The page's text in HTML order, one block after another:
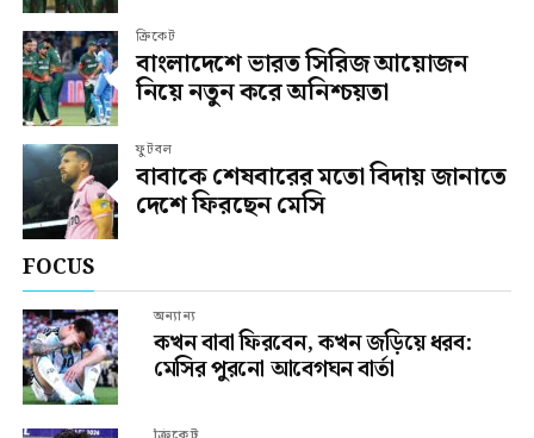
ক্রিকেট
বাংলাদেশে ভারত সিরিজ আয়োজন
নিয়ে নতুন করে অনিশ্চয়তা
ফুটবল
বাবাকে শেষবারের মতো বিদায় জানাতে
দেশে ফিরছেন মেসি
FOCUS
অন্যান্য
কখন বাবা ফিরবেন, কখন জড়িয়ে ধরব:
মেসির পুরনো আবেগঘন বার্তা